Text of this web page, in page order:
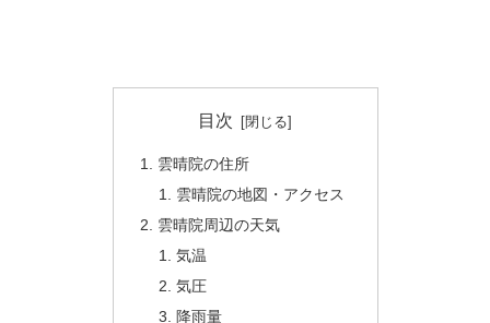
目次
雲晴院の住所
雲晴院の地図・アクセス
雲晴院周辺の天気
気温
気圧
降雨量